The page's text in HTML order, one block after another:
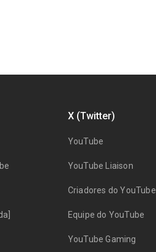
X (Twitter)
YouTube
YouTube Liaison
Criadores do YouTube
Equipe do YouTube
YouTube Gaming